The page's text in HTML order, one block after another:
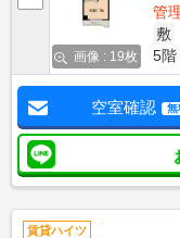
画像 : 19枚
管
敷
5階
空室確認 無
賃貸ハイツ